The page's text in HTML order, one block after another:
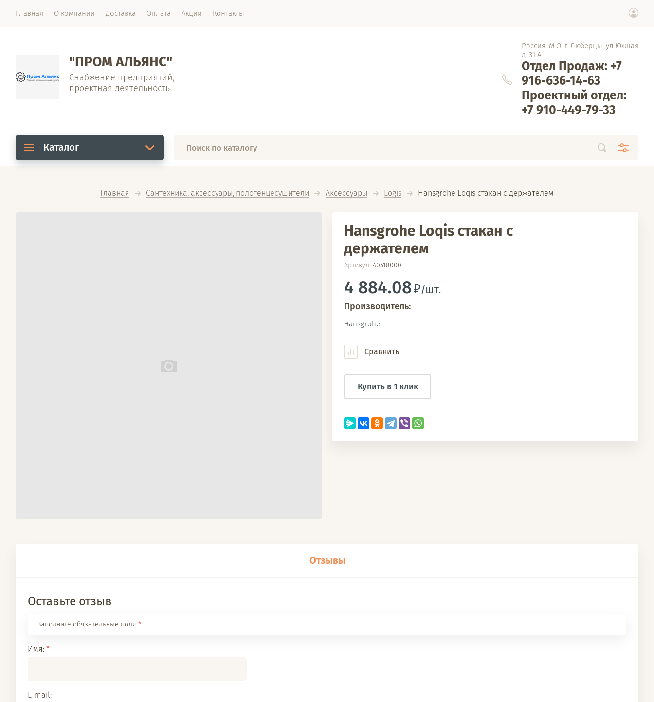
Главная О компании Доставка Оплата Акции Контакты
"ПРОМ АЛЬЯНС"
Снабжение предприятий,
проектная деятельность
Россия, М.О. г. Люберцы, ул.Южная
д. 31 А
Отдел Продаж: +7
916-636-14-63
Проектный отдел:
+7 910-449-79-33
Каталог
Главная Сантехника, аксессуары, полотенцесушители Аксессуары Logis
  Hansgrohe Loqis стакан с держателем
Hansgrohe Loqis стакан с
держателем
Артикул: 40518000
4 884.08 /шт.
Производитель:
Hansgrohe
Сравнить
Купить в 1 клик
Отзывы
Оставьте отзыв
Заполните обязательные поля *.
Имя: *
E-mail: